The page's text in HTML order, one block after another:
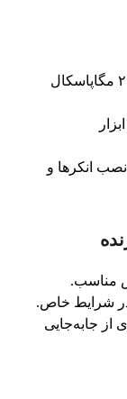
بررسی مقاومت بتن یا زمین (حداقل ۲۰ مگاپاسکال
نصب انکرها و
مناسب.
در شرایط خاص.
از جابه‌جایی